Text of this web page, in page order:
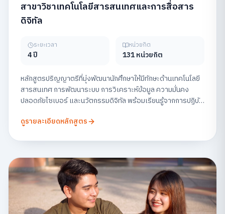
สาขาวิชาเทคโนโลยีสารสนเทศและการสื่อสาร
ดิจิทัล
ระยะเวลา
4 ปี
หน่วยกิต
131 หน่วยกิต
หลักสูตรปริญญาตรีที่มุ่งพัฒนานักศึกษาให้มีทักษะด้านเทคโนโลยี
สารสนเทศ การพัฒนาระบบ การวิเคราะห์ข้อมูล ความมั่นคง
ปลอดภัยไซเบอร์ และนวัตกรรมดิจิทัล พร้อมเรียนรู้จากการปฏิบัติ
ดูรายละเอียดหลักสูตร